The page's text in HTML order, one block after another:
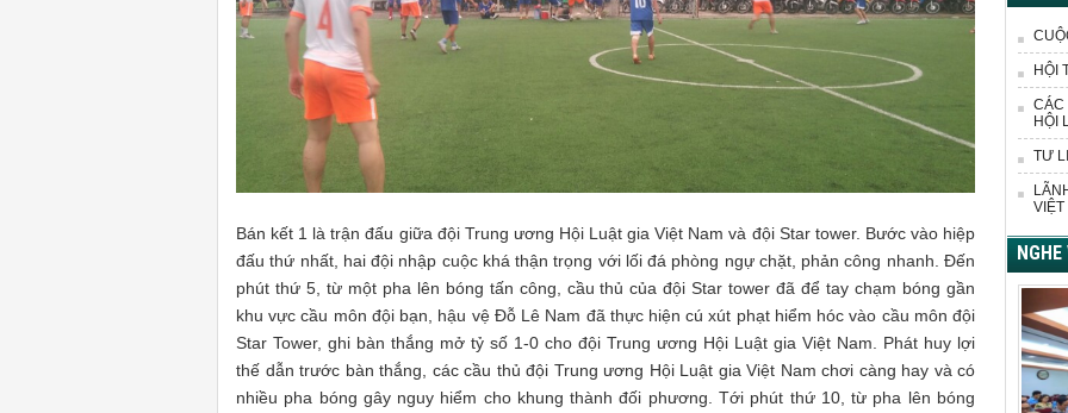
Bán kết 1 là trận đấu giữa đội Trung ương Hội Luật gia Việt Nam và đội Star tower. Bước vào hiệp
đấu thứ nhất, hai đội nhập cuộc khá thận trọng với lối đá phòng ngự chặt, phản công nhanh. Đến
phút thứ 5, từ một pha lên bóng tấn công, cầu thủ của đội Star tower đã để tay chạm bóng gần
khu vực cầu môn đội bạn, hậu vệ Đỗ Lê Nam đã thực hiện cú xút phạt hiểm hóc vào cầu môn đội
Star Tower, ghi bàn thắng mở tỷ số 1-0 cho đội Trung ương Hội Luật gia Việt Nam. Phát huy lợi
thế dẫn trước bàn thắng, các cầu thủ đội Trung ương Hội Luật gia Việt Nam chơi càng hay và có
nhiều pha bóng gây nguy hiểm cho khung thành đối phương. Tới phút thứ 10, từ pha lên bóng
HỘI
CÁC
HỘI
TƯ
VIỆT